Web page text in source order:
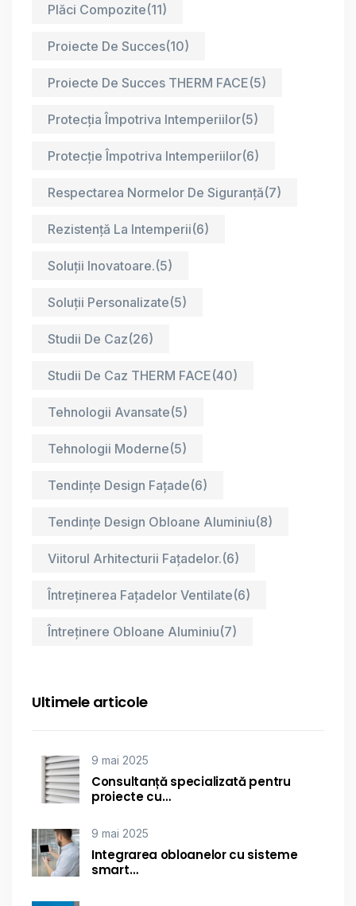
Plăci Compozite(11)
Proiecte De Succes(10)
Proiecte De Succes THERM FACE(5)
Protecția Împotriva Intemperiilor(5)
Protecție Împotriva Intemperiilor(6)
Respectarea Normelor De Siguranță(7)
Rezistență La Intemperii(6)
Soluții Inovatoare.(5)
Soluții Personalizate(5)
Studii De Caz(26)
Studii De Caz THERM FACE(40)
Tehnologii Avansate(5)
Tehnologii Moderne(5)
Tendințe Design Fațade(6)
Tendințe Design Obloane Aluminiu(8)
Viitorul Arhitecturii Fațadelor.(6)
Întreținerea Fațadelor Ventilate(6)
Întreținere Obloane Aluminiu(7)
Ultimele articole
9 mai 2025
Consultanță specializată pentru
proiecte cu…
9 mai 2025
Integrarea obloanelor cu sisteme
smart…